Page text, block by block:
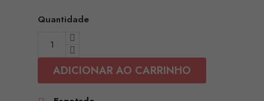
Quantidade
ADICIONAR AO CARRINHO